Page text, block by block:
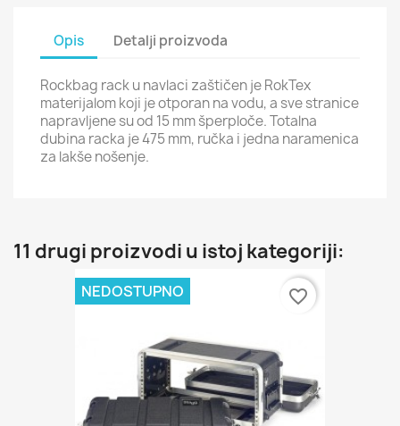
Opis Detalji proizvoda
Rockbag rack u navlaci zaštičen je RokTex
materijalom koji je otporan na vodu, a sve stranice
napravljene su od 15 mm šperploče. Totalna
dubina racka je 475 mm, ručka i jedna naramenica
za lakše nošenje.
11 drugi proizvodi u istoj kategoriji:
NEDOSTUPNO favorite_border